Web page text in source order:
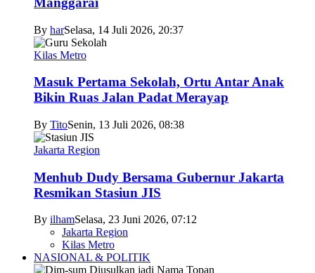
By harSelasa, 14 Juli 2026, 20:37
Kilas Metro
Masuk Pertama Sekolah, Ortu Antar Anak
Bikin Ruas Jalan Padat Merayap
By TitoSenin, 13 Juli 2026, 08:38
Jakarta Region
Menhub Dudy Bersama Gubernur Jakarta
Resmikan Stasiun JIS
By ilhamSelasa, 23 Juni 2026, 07:12
Jakarta Region
Kilas Metro
NASIONAL & POLITIK